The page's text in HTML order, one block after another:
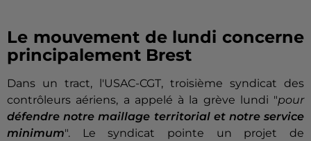
Le mouvement de lundi concerne
principalement Brest
Dans un tract, l'USAC-CGT, troisième syndicat des
contrôleurs aériens, a appelé à la grève lundi "pour
défendre notre maillage territorial et notre service
minimum". Le syndicat pointe un projet de